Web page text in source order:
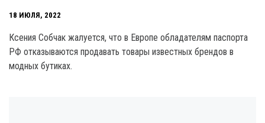
18 ИЮЛЯ, 2022
Ксения Собчак жалуется, что в Европе обладателям паспорта
РФ отказываются продавать товары известных брендов в
модных бутиках.